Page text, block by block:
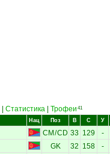
Статистика Трофеи 41
Нац Поз В С У
CM /CD 33 129 -
GK 32 158 -